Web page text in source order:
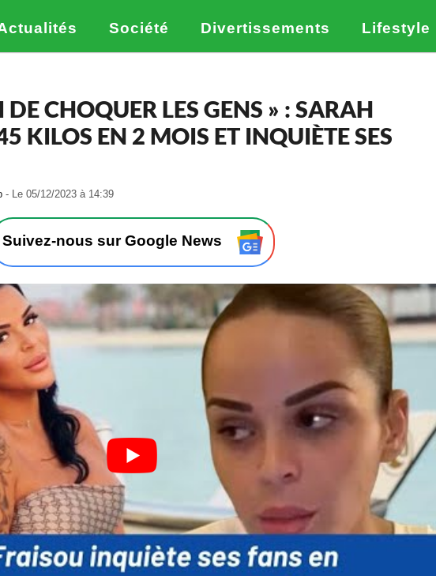
Société Divertissements Lifestyle
DE CHOQUER LES GENS » : SARAH
KILOS EN 2 MOIS ET INQUIÈTE SES
- Le 05/12/2023 à 14:39
0
/
1
2
0
Suivez-nous sur Google News